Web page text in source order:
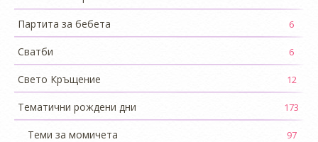
Партита за бебета 6
Сватби 6
Свето Кръщение 12
Тематични рождени дни 173
Теми за момичета 97